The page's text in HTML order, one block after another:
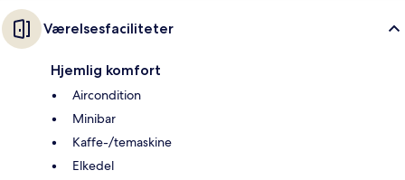
Værelsesfaciliteter
Hjemlig komfort
Aircondition
Minibar
Kaffe-/temaskine
Elkedel